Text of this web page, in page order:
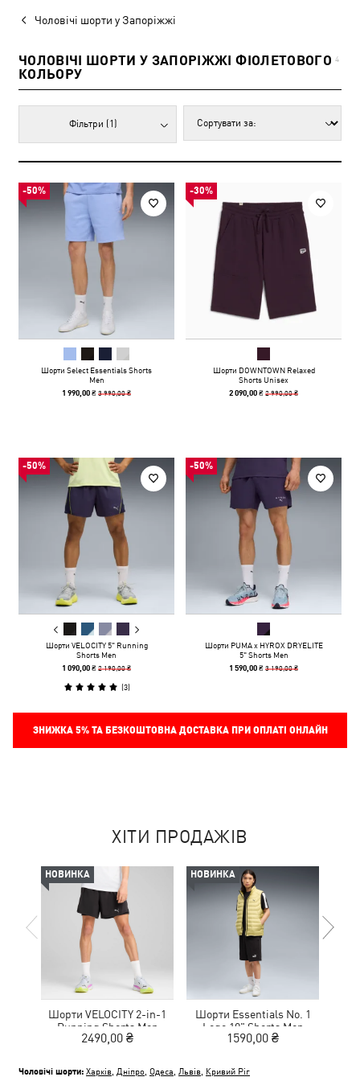
Чоловічі шорти у Запоріжжі
ЧОЛОВІЧІ ШОРТИ У ЗАПОРІЖЖІ ФІОЛЕТОВОГО
КОЛЬОРУ
4
Фільтри (1)
-50%
Шорти Select Essentials Shorts
Men
1 990,00 ₴3 990,00 ₴
-30%
Шорти DOWNTOWN Relaxed
Shorts Unisex
2 090,00 ₴2 990,00 ₴
-50%
Шорти VELOCITY 5" Running
Shorts Men
1 090,00 ₴2 190,00 ₴
(3)
-50%
Шорти PUMA x HYROX DRYELITE
5" Shorts Men
1 590,00 ₴3 190,00 ₴
ЗНИЖКА 5%ТА БЕЗКОШТОВНА ДОСТАВКА ПРИ ОПЛАТІ ОНЛАЙН
ХІТИ ПРОДАЖІВ
НОВИНКА
Шорти VELOCITY 2-in-1
Running Shorts Men
2490,00 ₴
НОВИНКА
Шорти Essentials No. 1
Logo 10" Shorts Men
1590,00 ₴
Чоловічі шорти: Харків Дніпро Одеса Львів Кривий Ріг